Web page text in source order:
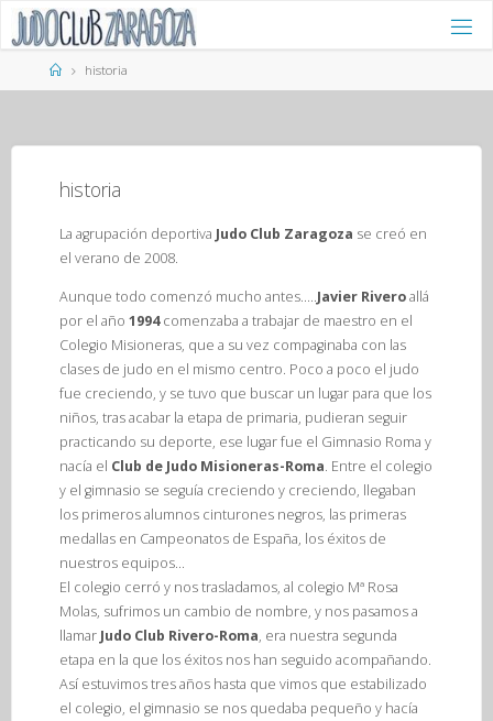
Saltar
contenidoPágina
de
historia
historia
La agrupación deportiva Judo Club Zaragoza se creó en
el verano de 2008.
Aunque todo comenzó mucho antes…..Javier Riveroallá
por el año 1994comenzaba a trabajar de maestro en el
Colegio Misioneras, que a su vez compaginaba con las
clases de judo en el mismo centro. Poco a poco el judo
fue creciendo, y se tuvo que buscar un lugar para que los
niños, tras acabar la etapa de primaria, pudieran seguir
practicando su deporte, ese lugar fue el Gimnasio Roma y
nacía el Club de Judo Misioneras-Roma. Entre el colegio
y el gimnasio se seguía creciendo y creciendo, llegaban
los primeros alumnos cinturones negros, las primeras
medallas en Campeonatos de España, los éxitos de
nuestros equipos…
El colegio cerró y nos trasladamos, al colegio Mª Rosa
Molas, sufrimos un cambio de nombre, y nos pasamos a
llamar Judo Club Rivero-Roma, era nuestra segunda
etapa en la que los éxitos nos han seguido acompañando.
Así estuvimos tres años hasta que vimos que estabilizado
el colegio, el gimnasio se nos quedaba pequeño y hacía